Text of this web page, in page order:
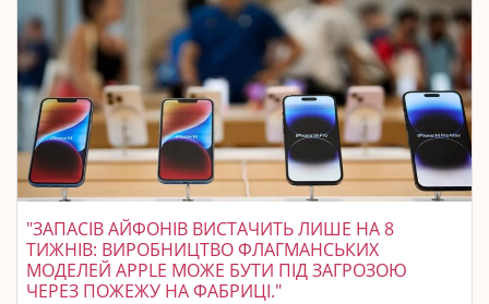
"ЗАПАСІВ АЙФОНІВ ВИСТАЧИТЬ ЛИШЕ НА 8
ТИЖНІВ: ВИРОБНИЦТВО ФЛАГМАНСЬКИХ
МОДЕЛЕЙ APPLE МОЖЕ БУТИ ПІД ЗАГРОЗОЮ
ЧЕРЕЗ ПОЖЕЖУ НА ФАБРИЦІ."